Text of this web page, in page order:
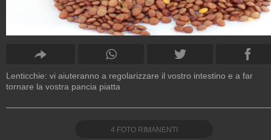
Lenticchie: vi aiuteranno a regolarizzare il vostro intestino e a far
tornare la vostra pancia piatta
4 FOTO RIMANENTI